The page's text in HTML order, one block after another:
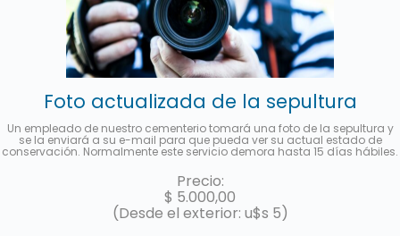
Foto actualizada de la sepultura
Un empleado de nuestro cementerio tomará una foto de la sepultura y
se la enviará a su e-mail para que pueda ver su actual estado de
conservación. Normalmente este servicio demora hasta 15 días hábiles.
Precio:
$ 5.000,00
(Desde el exterior: u$s 5)